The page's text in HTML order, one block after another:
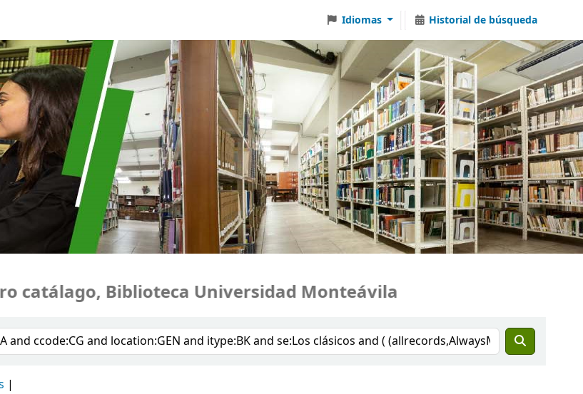
Idiomas Historial de búsqueda
Biblioteca Universidad Monteávila